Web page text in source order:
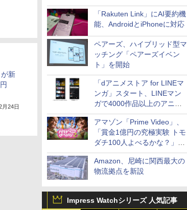
木谷氏の基調講演
「Rakuten Link」にAI要約機
能、AndroidとiPhoneに対応
ペアーズ、ハイブリッド型マ
ッチング「ペアーズイベン
ト」を開始
「dアニメストア for LINEマ
ンガ」スタート、LINEマン
ガで4000作品以上のアニメ
見放題
アマゾン「Prime Video」、
「賞金1億円の究極実験 トモ
ダチ100人よべるかな？」シ
ーズン2の参加者公開
Amazon、尼崎に関西最大の
物流拠点を新設
Impress Watchシリーズ 人気記事
が新
月24日